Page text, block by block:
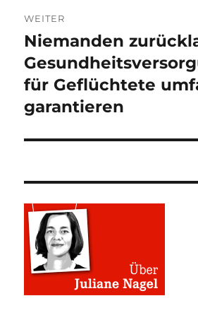
WEITER
Nächster
Beitrag:
Niemanden
für Geflüchtete
garantieren